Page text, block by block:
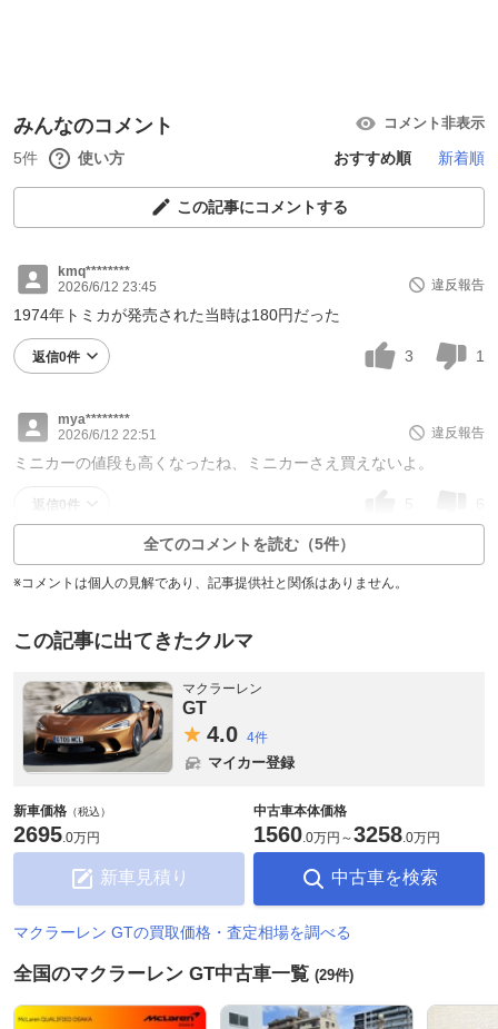
みんなのコメント コメント非表示
5件 使い方 おすすめ順 新着順
この記事にコメントする
kmq********
2026/6/12 23:45
違反報告
1974年トミカが発売された当時は180円だった
返信0件 3 1
mya********
2026/6/12 22:51
違反報告
ミニカーの値段も高くなったね、ミニカーさえ買えないよ。
返信0件 5
全てのコメントを読む（5件）
※コメントは個人の見解であり、記事提供社と関係はありません。
この記事に出てきたクルマ
マクラーレン
GT
4.0 4件
マイカー登録
新車価格 （税込）
2695.0万円
新車見積り
中古車本体価格
1560.0万円 ～3258.0万円
中古車を検索
マクラーレン GTの買取価格・査定相場を調べる
全国のマクラーレン GT中古車一覧 (29件)